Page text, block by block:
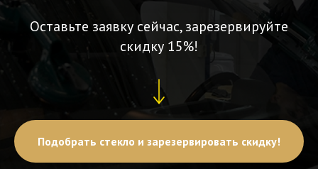
Оставьте заявку сейчас, зарезервируйте
скидку 15%!
Подобрать стекло и зарезервировать скидку!